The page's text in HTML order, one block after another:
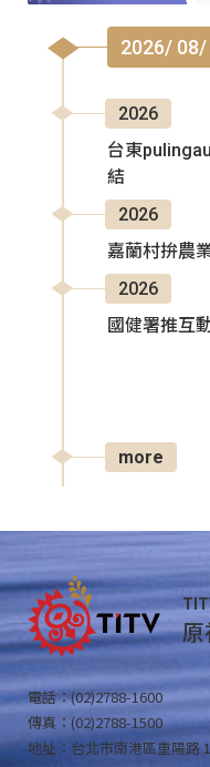
2026/ 08/
2026
台東
結
2026
嘉蘭村拚農
2026
國健署推互
more
電話：(02)2788-1600
傳真：(02)2788-1500
地址：台北市南港區重陽路